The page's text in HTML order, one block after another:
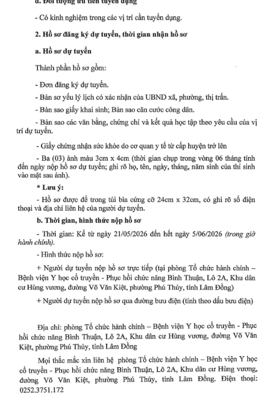
Thư mời báo giá về Màn hình led phòng họp
Thư mời báo giá về việc vệ sinh máy lạnh các
khoa/phòng trong bệnh viện
Thư mời báo giá về việc khảo sát hiện trạng và
báo giá thi công mái che từ Khoa Dược đến Bếp
ăn từ thiện của Bệnh viện
Thư mời báo giá về việc mời báo giá thiết bị
Thư mời báo giá về việc sửa chữa nhà bảo vệ và
cổng số 2